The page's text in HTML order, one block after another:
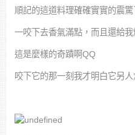
順記的這道料理確確實實的震驚
一咬下去香氣滿點，而且還給我
這是麼樣的奇蹟啊QQ
咬下它的那一刻我才明白它另